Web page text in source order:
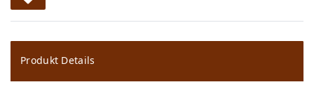
W
u
ns
Produkt Details